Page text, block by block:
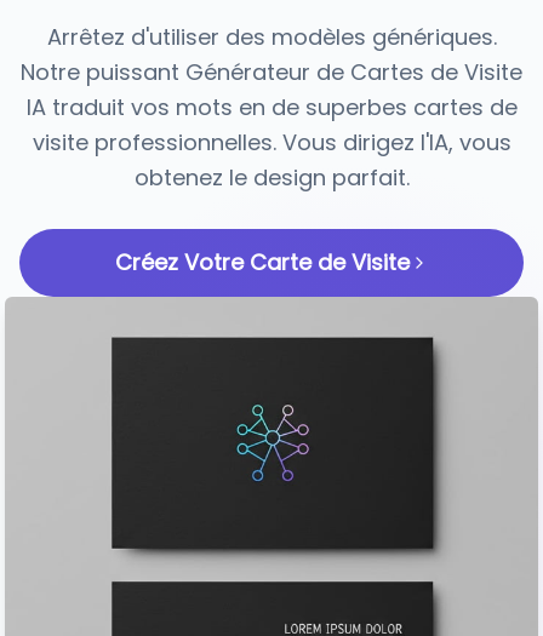
Arrêtez d'utiliser des modèles génériques.
Notre puissant Générateur de Cartes de Visite
IA traduit vos mots en de superbes cartes de
visite professionnelles. Vous dirigez l'IA, vous
obtenez le design parfait.
Créez Votre Carte de Visite